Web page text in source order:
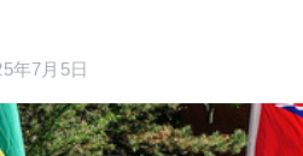
年7月5日